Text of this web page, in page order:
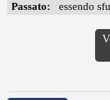
Passato: essendo